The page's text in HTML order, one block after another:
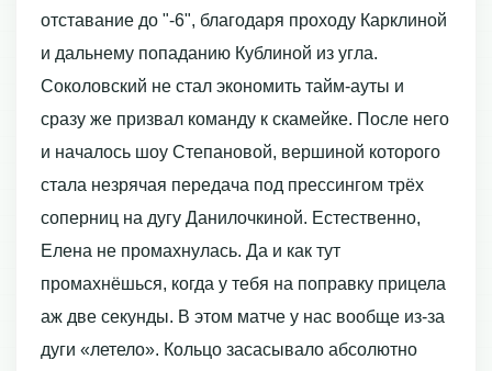
отставание до "-6", благодаря проходу Карклиной
и дальнему попаданию Кублиной из угла.
Соколовский не стал экономить тайм-ауты и
сразу же призвал команду к скамейке. После него
и началось шоу Степановой, вершиной которого
стала незрячая передача под прессингом трёх
соперниц на дугу Данилочкиной. Естественно,
Елена не промахнулась. Да и как тут
промахнёшься, когда у тебя на поправку прицела
аж две секунды. В этом матче у нас вообще из-за
дуги «летело». Кольцо засасывало абсолютно